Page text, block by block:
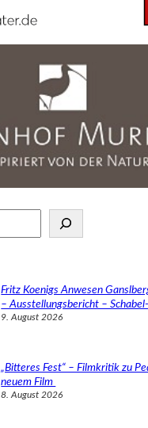
Fritz Koenigs Anwesen
– Ausstellungsbericht –
9. August 2026
„Bitteres Fest“ – Filmkritik zu
neuem Film
8. August 2026